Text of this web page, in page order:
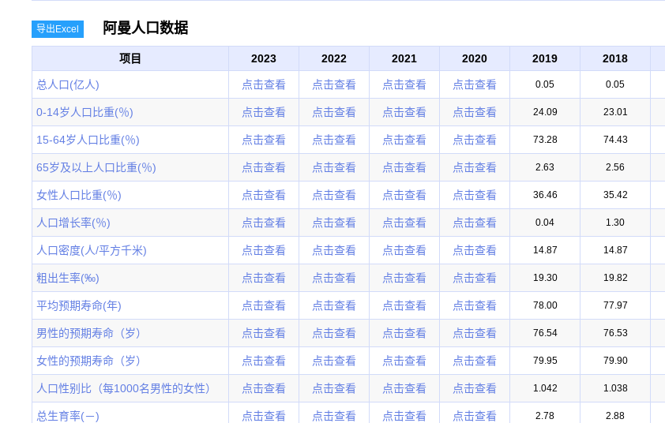
阿曼人口数据
导出Excel
项目 2023 2022 2021 2020 2019 2018
总人口(亿人) 点击查看 点击查看 点击查看 点击查看 0.05 0.05
0-14岁人口比重(％) 点击查看 点击查看 点击查看 点击查看 24.09 23.01
15-64岁人口比重(％) 点击查看 点击查看 点击查看 点击查看 73.28 74.43
65岁及以上人口比重(％) 点击查看 点击查看 点击查看 点击查看 2.63 2.56
女性人口比重(％) 点击查看 点击查看 点击查看 点击查看 36.46 35.42
人口增长率(％) 点击查看 点击查看 点击查看 点击查看 0.04 1.30
人口密度(人/平方千米) 点击查看 点击查看 点击查看 点击查看 14.87 14.87
粗出生率(‰) 点击查看 点击查看 点击查看 点击查看 19.30 19.82
平均预期寿命(年) 点击查看 点击查看 点击查看 点击查看 78.00 77.97
男性的预期寿命（岁） 点击查看 点击查看 点击查看 点击查看 76.54 76.53
女性的预期寿命（岁） 点击查看 点击查看 点击查看 点击查看 79.95 79.90
人口性别比（每1000名男性的女性） 点击查看 点击查看 点击查看 点击查看 1.042 1.038
总生育率(－) 点击查看 点击查看 点击查看 点击查看 2.78 2.88